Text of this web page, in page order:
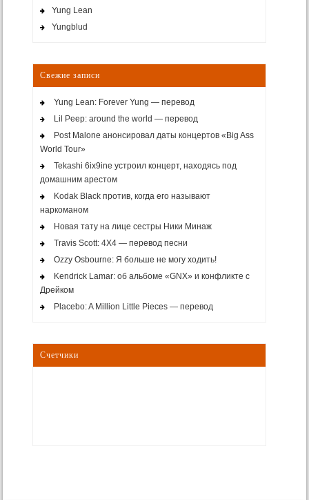
Yung Lean
Yungblud
Свежие записи
Yung Lean: Forever Yung — перевод
Lil Peep: around the world — перевод
Post Malone анонсировал даты концертов «Big Ass
World Tour»
Tekashi 6ix9ine устроил концерт, находясь под
домашним арестом
Kodak Black против, когда его называют
наркоманом
Новая тату на лице сестры Ники Минаж
Travis Scott: 4X4 — перевод песни
Ozzy Osbourne: Я больше не могу ходить!
Kendrick Lamar: об альбоме «GNX» и конфликте с
Дрейком
Placebo: A Million Little Pieces — перевод
Счетчики